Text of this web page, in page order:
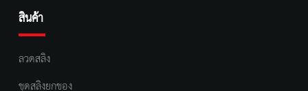
สินค้า
ลวดสลิง
ชุดสลิงยกของ